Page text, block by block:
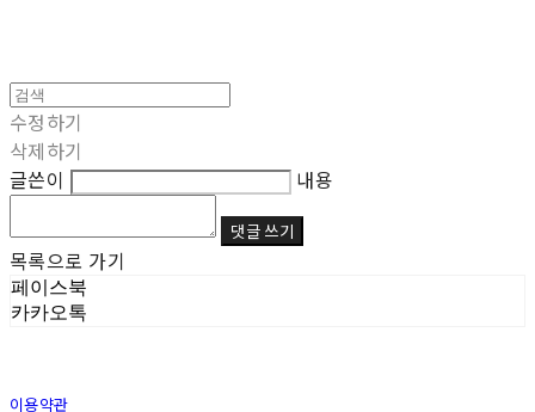
수정하기
삭제하기
글쓴이
내용
댓글 쓰기
목록으로 가기
페이스북
카카오톡
이용약관